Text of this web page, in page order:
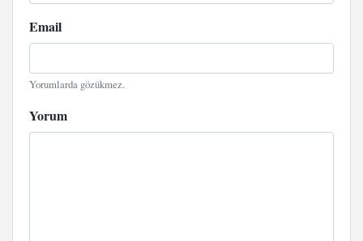
Email
Yorumlarda gözükmez.
Yorum